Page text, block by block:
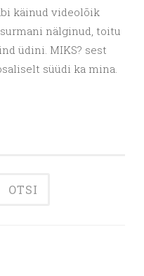
käinud videolõik
nälginud, toitu
üdini. MIKS? sest
süüdi ka mina.